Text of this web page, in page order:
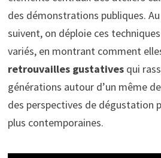
des démonstrations publiques.
suivent, on déploie ces
variés, en montrant comment
retrouvailles gustativesqui
générations autour d’un même
des perspectives de dégustation
plus contemporaines.